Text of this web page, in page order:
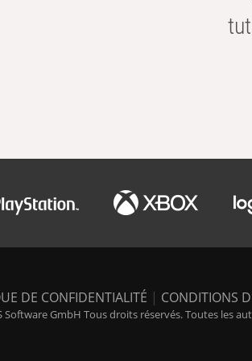
DE CONFIDENTIALITÉ | CONDITIONS
Software GmbH Tous droits réservés. Toutes les